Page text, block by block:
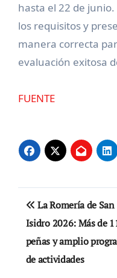
hasta el 22 de
los requisitos y
manera correcta
evaluación exitosa
FUENTE
Navegación
de
entradas
La Romería de San
Isidro 2026: Más de
peñas y amplio
de actividades